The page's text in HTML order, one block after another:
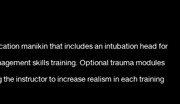
manikin that includes an intubation head for
skills training. Optional trauma modules
instructor to increase realism in each training